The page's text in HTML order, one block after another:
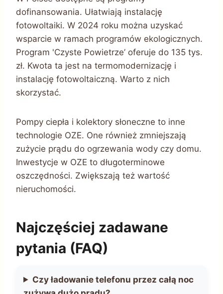
dofinansowania. Ułatwiają instalację
fotowoltaiki. W 2024 roku można uzyskać
wsparcie w ramach programów ekologicznych.
Program 'Czyste Powietrze’ oferuje do 135 tys.
zł. Kwota ta jest na termomodernizację i
instalację fotowoltaiczną. Warto z nich
skorzystać.
Pompy ciepła i kolektory słoneczne to inne
technologie OZE. One również zmniejszają
zużycie prądu do ogrzewania wody czy domu.
Inwestycje w OZE to długoterminowe
oszczędności. Zwiększają też wartość
nieruchomości.
Najczęściej zadawane
pytania (FAQ)
Czy ładowanie telefonu przez całą noc